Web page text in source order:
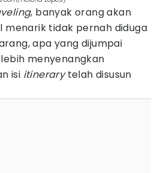
, banyak orang akan
menarik tidak pernah diduga
apa yang dijumpai
menyenangkan
isi itinerarytelah disusun